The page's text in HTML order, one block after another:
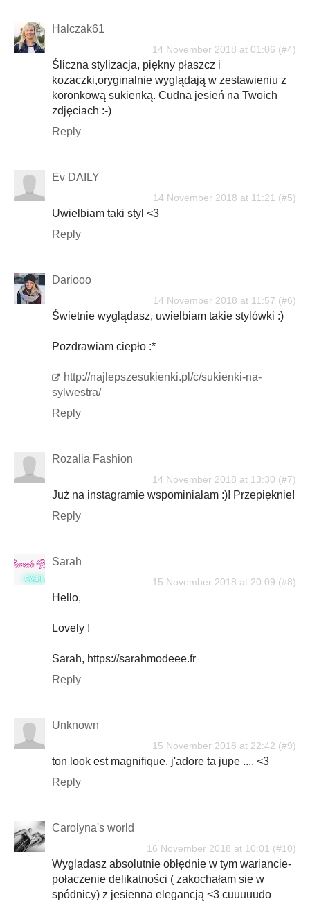
Halczak61
14 November 2018 at 01:06
Śliczna stylizacja, piękny płaszcz i
kozaczki,oryginalnie wyglądają w zestawieniu z
koronkową sukienką. Cudna jesień na Twoich
zdjęciach :-)
Reply
Ev DAILY
14 November 2018 at 11:21
Uwielbiam taki styl <3
Reply
Dariooo
14 November 2018 at 11:57
Świetnie wyglądasz, uwielbiam takie stylówki :)
Pozdrawiam ciepło :*
http://najlepszesukienki.pl/c/sukienki-na-
sylwestra/
Reply
Rozalia Fashion
14 November 2018 at 13:30
Już na instagramie wspominiałam :)! Przepięknie!
Reply
Sarah
15 November 2018 at 20:09
Hello,
Lovely !
Sarah, https://sarahmodeee.fr
Reply
Unknown
15 November 2018 at 22:42
ton look est magnifique, j'adore ta jupe .... <3
Reply
Carolyna's world
16 November 2018 at 10:01
Wygladasz absolutnie obłędnie w tym wariancie-
połaczenie delikatności ( zakochałam sie w
spódnicy) z jesienna elegancją <3 cuuuuudo